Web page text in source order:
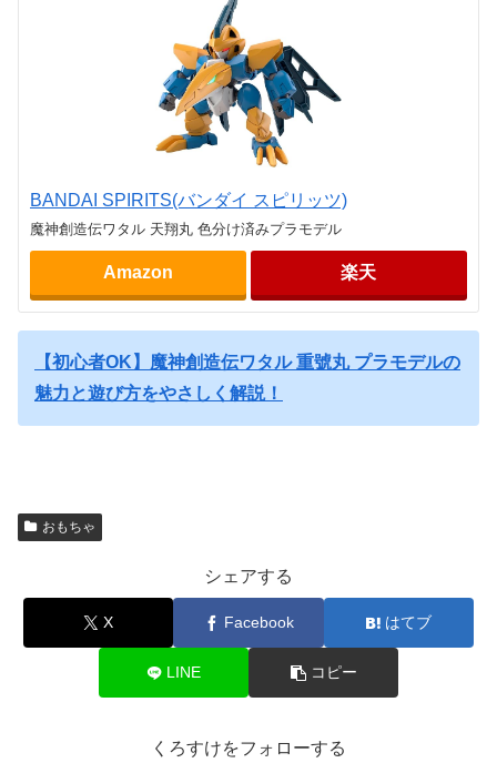
BANDAI SPIRITS(バンダイ スピリッツ)
魔神創造伝ワタル 天翔丸 色分け済みプラモデル
Amazon 楽天
【初心者OK】魔神創造伝ワタル 重號丸 プラモデルの
魅力と遊び方をやさしく解説！
おもちゃ
シェアする
X Facebook はてブ
LINE コピー
くろすけをフォローする